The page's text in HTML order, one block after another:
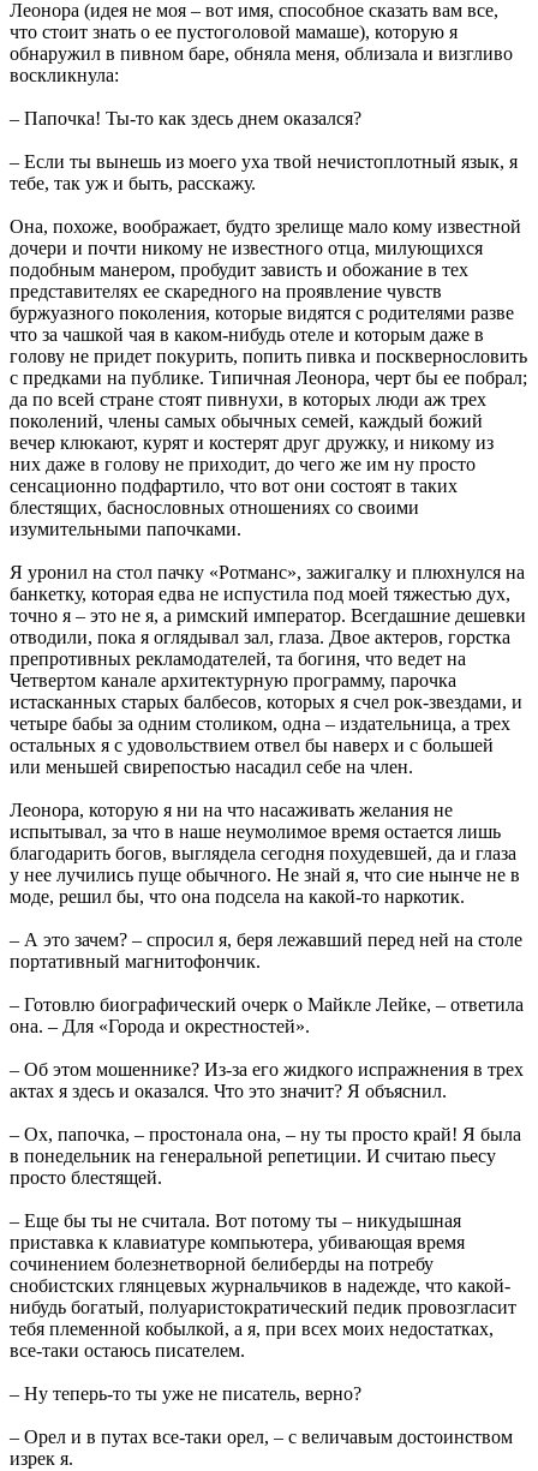
Леонора (идея не моя – вот имя, способное сказать вам все,
что стоит знать о ее пустоголовой мамаше), которую я
обнаружил в пивном баре, обняла меня, облизала и визгливо
воскликнула:
– Папочка! Ты-то как здесь днем оказался?
– Если ты вынешь из моего уха твой нечистоплотный язык, я
тебе, так уж и быть, расскажу.
Она, похоже, воображает, будто зрелище мало кому известной
дочери и почти никому не известного отца, милующихся
подобным манером, пробудит зависть и обожание в тех
представителях ее скаредного на проявление чувств
буржуазного поколения, которые видятся с родителями разве
что за чашкой чая в каком-нибудь отеле и которым даже в
голову не придет покурить, попить пивка и посквернословить
с предками на публике. Типичная Леонора, черт бы ее побрал;
да по всей стране стоят пивнухи, в которых люди аж трех
поколений, члены самых обычных семей, каждый божий
вечер клюкают, курят и костерят друг дружку, и никому из
них даже в голову не приходит, до чего же им ну просто
сенсационно подфартило, что вот они состоят в таких
блестящих, баснословных отношениях со своими
изумительными папочками.
Я уронил на стол пачку «Ротманс», зажигалку и плюхнулся на
банкетку, которая едва не испустила под моей тяжестью дух,
точно я – это не я, а римский император. Всегдашние дешевки
отводили, пока я оглядывал зал, глаза. Двое актеров, горстка
препротивных рекламодателей, та богиня, что ведет на
Четвертом канале архитектурную программу, парочка
истасканных старых балбесов, которых я счел рок-звездами, и
четыре бабы за одним столиком, одна – издательница, а трех
остальных я с удовольствием отвел бы наверх и с большей
или меньшей свирепостью насадил себе на член.
Леонора, которую я ни на что насаживать желания не
испытывал, за что в наше неумолимое время остается лишь
благодарить богов, выглядела сегодня похудевшей, да и глаза
у нее лучились пуще обычного. Не знай я, что сие нынче не в
моде, решил бы, что она подсела на какой-то наркотик.
– А это зачем? – спросил я, беря лежавший перед ней на столе
портативный магнитофончик.
– Готовлю биографический очерк о Майкле Лейке, – ответила
она. – Для «Города и окрестностей».
– Об этом мошеннике? Из-за его жидкого испражнения в трех
актах я здесь и оказался. Что это значит? Я объяснил.
– Ох, папочка, – простонала она, – ну ты просто край! Я была
в понедельник на генеральной репетиции. И считаю пьесу
просто блестящей.
– Еще бы ты не считала. Вот потому ты – никудышная
приставка к клавиатуре компьютера, убивающая время
сочинением болезнетворной белиберды на потребу
снобистских глянцевых журнальчиков в надежде, что какой-
нибудь богатый, полуаристократический педик провозгласит
тебя племенной кобылкой, а я, при всех моих недостатках,
все-таки остаюсь писателем.
– Ну теперь-то ты уже не писатель, верно?
– Орел и в путах все-таки орел, – с величавым достоинством
изрек я.